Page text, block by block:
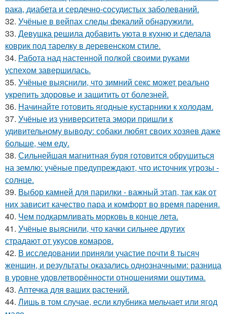
рака, диабета и сердечно-сосудистых заболеваний.
32. Учёные в вейпах следы фекалий обнаружили.
33. Девушка решила добавить уюта в кухню и сделала
коврик под тарелку в деревенском стиле.
34. Работа над настенной полкой своими руками
успехом завершилась.
35. Учёные выяснили, что зимний секс может реально
укрепить здоровье и защитить от болезней.
36. Начинайте готовить ягодные кустарники к холодам.
37. Учёные из университета эмори пришли к
удивительному выводу: собаки любят своих хозяев даже
больше, чем еду.
38. Сильнейшая магнитная буря готовится обрушиться
на землю: учёные предупреждают, что источник угрозы -
солнце.
39. Выбор камней для парилки - важный этап, так как от
них зависит качество пара и комфорт во время парения.
40. Чем подкармливать морковь в конце лета.
41. Учёные выяснили, что качки сильнее других
страдают от укусов комаров.
42. В исследовании приняли участие почти 8 тысяч
женщин, и результаты оказались однозначными: разница
в уровне удовлетворённости отношениями ощутима.
43. Аптечка для ваших растений.
44. Лишь в том случае, если клубника мельчает или ягод